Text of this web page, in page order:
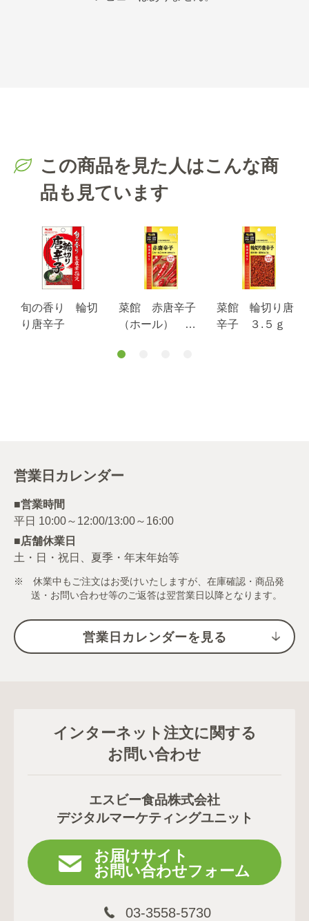
この商品を見た人はこんな商
品も見ています
旬の香り 輪切
り唐辛子
菜館 赤唐辛子
（ホール） ５.
菜館 輪切り唐
辛子 ３.５ｇ
営業日カレンダー
■営業時間
■店舗休業日
土・日・祝日、夏季・年末年始等
※ 休業中もご注文はお受けいたしますが、在庫確認・商品発
送・お問い合わせ等のご返答は翌営業日以降となります。
営業日カレンダーを見る
インターネット注文に関する
お問い合わせ
エスビー食品株式会社
デジタルマーケティングユニット
お届けサイト
お問い合わせフォーム
03-3558-5730